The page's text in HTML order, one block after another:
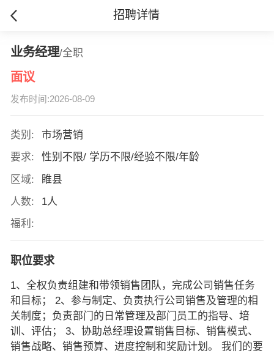
招聘详情
业务经理/全职
面议
发布时间:2026-08-09
类别:
市场营销
要求:
性别不限/ 学历不限/经验不限/年龄
区域:
睢县
人数:
1人
福利:
职位要求
1、全权负责组建和带领销售团队，完成公司销售任务
和目标； 2、参与制定、负责执行公司销售及管理的相
关制度；负责部门的日常管理及部门员工的指导、培
训、评估； 3、协助总经理设置销售目标、销售模式、
销售战略、销售预算、进度控制和奖励计划。 我们的要